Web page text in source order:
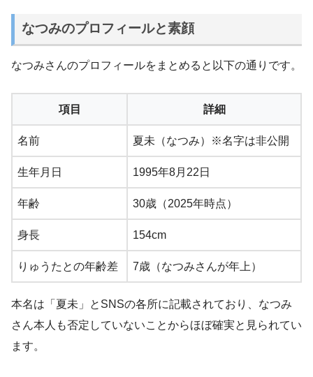
なつみのプロフィールと素顔
なつみさんのプロフィールをまとめると以下の通りです。
項目 詳細
名前 夏未（なつみ）※名字は非公開
生年月日 1995年8月22日
年齢 30歳（2025年時点）
身長 154cm
りゅうたとの年齢差 7歳（なつみさんが年上）
本名は「夏未」とSNSの各所に記載されており、なつみ
さん本人も否定していないことからほぼ確実と見られてい
ます。